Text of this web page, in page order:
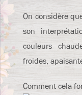
On considère
son
couleurs
froides,
Comment cela